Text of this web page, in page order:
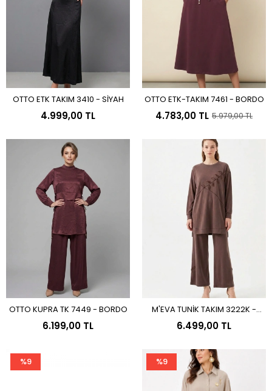
Sepete Ekle
OTTO ETK TAKIM 3410 - SİYAH
4.999,00 TL
Sepete Ekle
OTTO ETK-TAKIM 7461 - BORDO
4.783,00 TL 5.979,00 TL
Sepete Ekle
OTTO KUPRA TK 7449 - BORDO
6.199,00 TL
Sepete Ekle
M'EVA TUNİK TAKIM 3222K -
KAHVE
6.499,00 TL
%9 %9